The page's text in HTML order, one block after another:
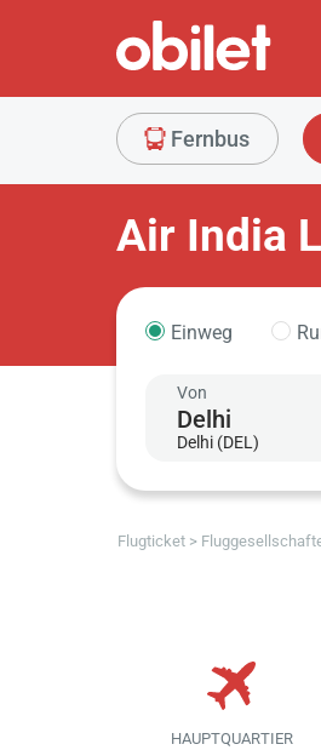
Fernbus
Air India
Einweg
Von
Delhi (DEL)
Flugticket
HAUPTQUARTIER